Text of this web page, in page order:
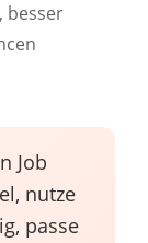
besser
Job
nutze
passe